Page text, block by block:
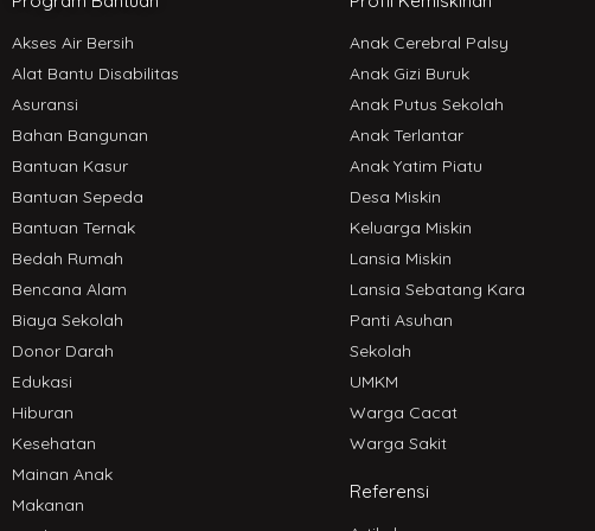
Akses Air Bersih
Alat Bantu Disabilitas
Asuransi
Bahan Bangunan
Bantuan Kasur
Bantuan Sepeda
Bantuan Ternak
Bedah Rumah
Bencana Alam
Biaya Sekolah
Donor Darah
Edukasi
Hiburan
Kesehatan
Mainan Anak
Makanan
Anak Cerebral Palsy
Anak Gizi Buruk
Anak Putus Sekolah
Anak Terlantar
Anak Yatim Piatu
Desa Miskin
Keluarga Miskin
Lansia Miskin
Lansia Sebatang Kara
Panti Asuhan
Sekolah
UMKM
Warga Cacat
Warga Sakit
Referensi